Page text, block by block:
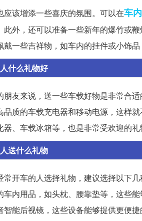
应该增添一些喜庆的氛围。可以在车内
此外，还可以准备一些新年的爆竹或
一些吉祥物，如车内的挂件或小饰
什么礼物好
朋友来说，送一些车载好物是非常合
品质的车载充电器和移动电源，这样
器、车载冰箱等，也是非常受欢迎的
送什么礼物
常开车的人选择礼物，建议选择以下
车内用品，如头枕、腰靠垫等，这些
能后视镜，这些设备能够提供更便捷